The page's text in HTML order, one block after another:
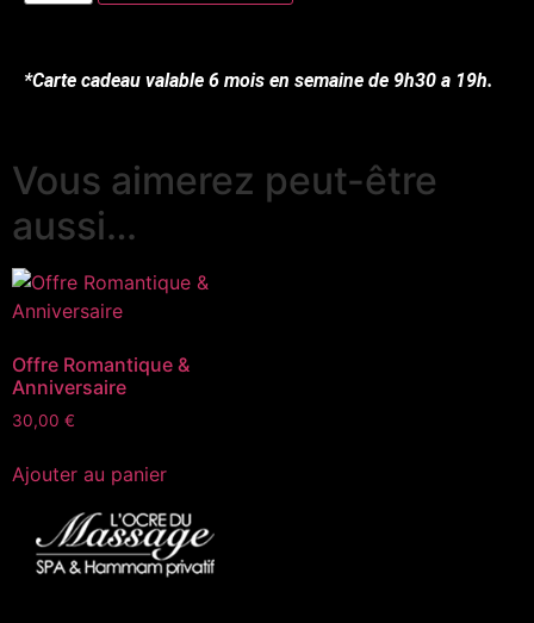
*Carte cadeau valable 6 mois en semaine de 9h30 a 19h.
Vous aimerez peut-être
aussi…
Offre Romantique &
Anniversaire
30,00 €
Ajouter au panier